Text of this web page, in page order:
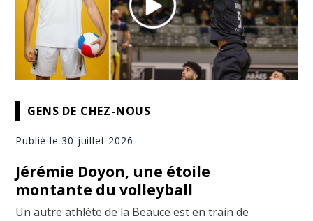
GENS DE CHEZ-NOUS
Publié le 30 juillet 2026
Jérémie Doyon, une étoile
montante du volleyball
Un autre athlète de la Beauce est en train de